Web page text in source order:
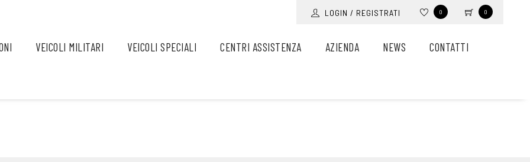
LOGIN / REGISTRATI 0 0
VEICOLI MILITARI VEICOLI SPECIALI CENTRI ASSISTENZA AZIENDA NEWS CONTATTI